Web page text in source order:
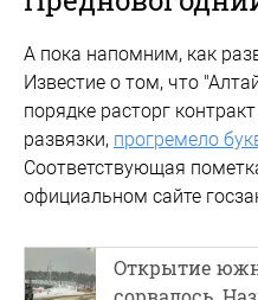
А пока напомним, как
Известие о том, что
порядке расторг
развязки, прогремело
Соответствующая
официальном сайте
Открытие